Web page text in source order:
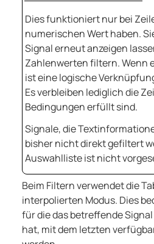
Dies funktioniert nur bei
numerischen Wert haben.
Signal erneut anzeigen
Zahlenwerten filtern. Wenn
ist eine logische
Es verbleiben lediglich die
Bedingungen erfüllt sind.
Signale, die
bisher nicht direkt gefiltert
Auswahlliste ist nicht
Beim Filtern verwendet die
interpolierten Modus. Dies
für die das betreffende
hat, mit dem letzten